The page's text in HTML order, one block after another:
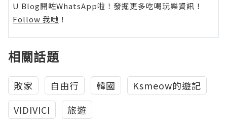
U Blog開咗WhatsApp啦！發掘更多吃喝玩樂資訊！
Follow 我哋 ！
相關話題
敗家 自由行 韓國
Ksmeow的遊記
VIDIVICI
旅遊